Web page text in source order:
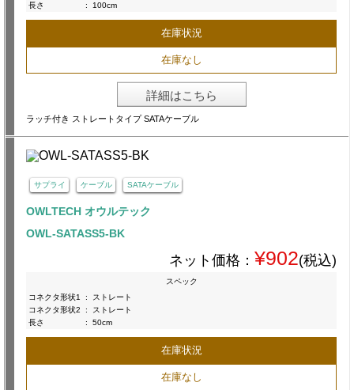
長さ
: 100cm
在庫状況
在庫なし
詳細はこちら
ラッチ付き ストレートタイプ SATAケーブル
サプライ ケーブル SATAケーブル
OWLTECH オウルテック
OWL-SATASS5-BK
ネット価格： ¥902(税込)
スペック
コネクタ形状1
:
ストレート
コネクタ形状2
:
ストレート
長さ
: 50cm
在庫状況
在庫なし